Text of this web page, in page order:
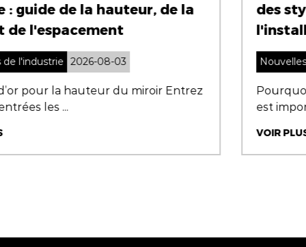
des styles, des matériaux et de
l'installation
Nouvelles de l'industrie
Pourquoi choisir la bonne cabine de douche
est important Cabines...